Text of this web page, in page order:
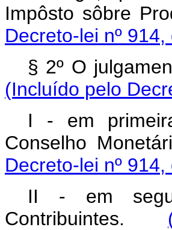
Impôsto
Decreto-lei nº
§ 2º O
(Incluído pelo
I - em
Conselho
Decreto-lei nº
II - em
Contribuintes.